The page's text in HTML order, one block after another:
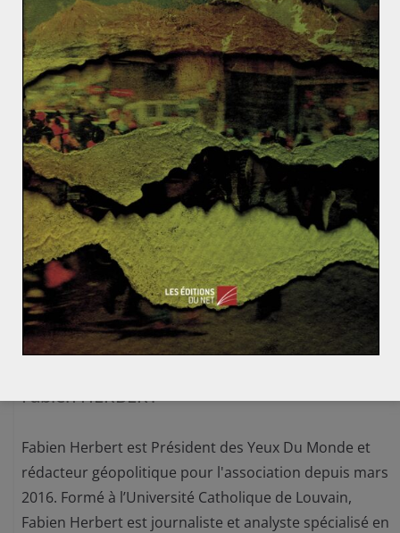
Fondation pour la recherche stratégique, Camille
Gr
and :« la Russie apparait comme le vainqueur – au
moins temporaire – de la séquence qui s’est achevée avec le
cessez-le-feu».
Colombes, faucons et chouettes : 3 écoles de pensée
des relations internationales
Une semaine électorale en Afrique, entre rupture et
continuité
Fabien HERBERT
Fabien Herbert est Président des Yeux Du Monde et
rédacteur géopolitique pour l'association depuis mars
2016. Formé à l’Université Catholique de Louvain,
Fabien Herbert est journaliste et analyste spécialisé en